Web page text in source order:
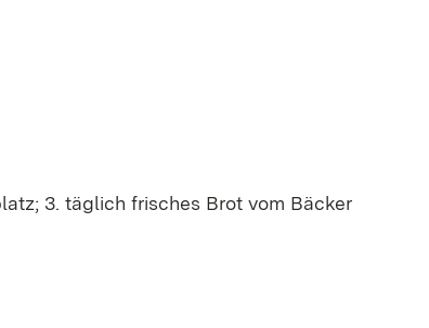
3. täglich frisches Brot vom Bäcker